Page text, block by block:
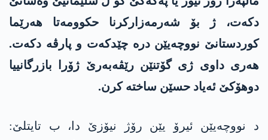
دکەت، ژ بۆ شەرمەزارکرنا حکوومەتا ھەرێما
کوردستانێ نووچەیێن درە چێدکەت و پارڤە دکەت.
هەری داوی ژی گۆتنێن رێڤەبەرێ ژۆرا بازرگانییا
دوھۆکێ ئەیاد حسێن ساختە کرن.
د نووچەیێن ئیرۆ یێن رۆژ نیۆزێ دا، ب تایتلێ: